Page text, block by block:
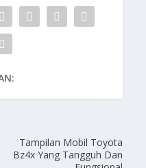
Tampilan Mobil Toyota
Bz4x Yang Tangguh Dan